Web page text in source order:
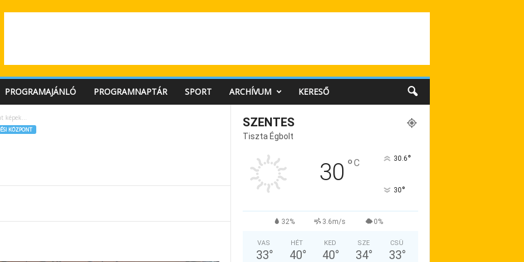
PROGRAMAJÁNLÓ PROGRAMNAPTÁR SPORT ARCHÍVUM KERESŐ
képek…
KÖZPONT
SZENTES
Tiszta Égbolt
30 °C 30.6°
30°
32% 3.6m/s 0%
VAS
33°
HÉT
40°
KED
40°
SZE
34°
CSÜ
33°